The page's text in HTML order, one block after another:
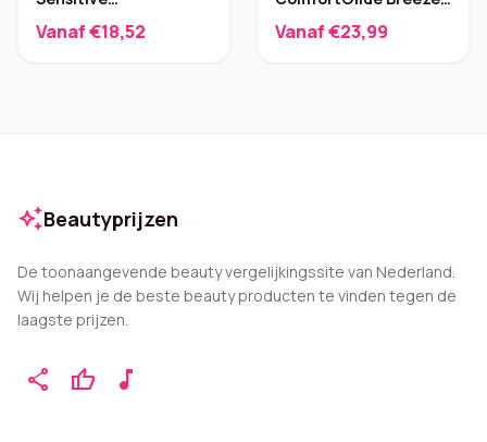
Scheermesjes – 8
stuks
Vanaf €18,52
– 10 scheermesjes
Vanaf €23,99
auto_awesomeBeautyprijzen
De toonaangevende beauty vergelijkingssite van Nederland.
Wij helpen je de beste beauty producten te vinden tegen de
laagste prijzen.
share thumb_up music_note